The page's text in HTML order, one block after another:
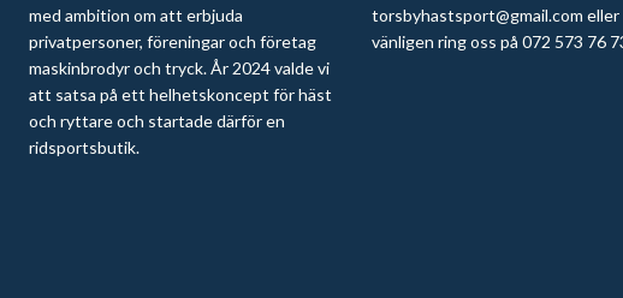
med ambition om att erbjuda
privatpersoner, föreningar och företag
maskinbrodyr och tryck. År 2024 valde vi
att satsa på ett helhetskoncept för häst
och ryttare och startade därför en
ridsportsbutik.
torsbyhastsport@gmail.com eller
vänligen ring oss på 072 573 76